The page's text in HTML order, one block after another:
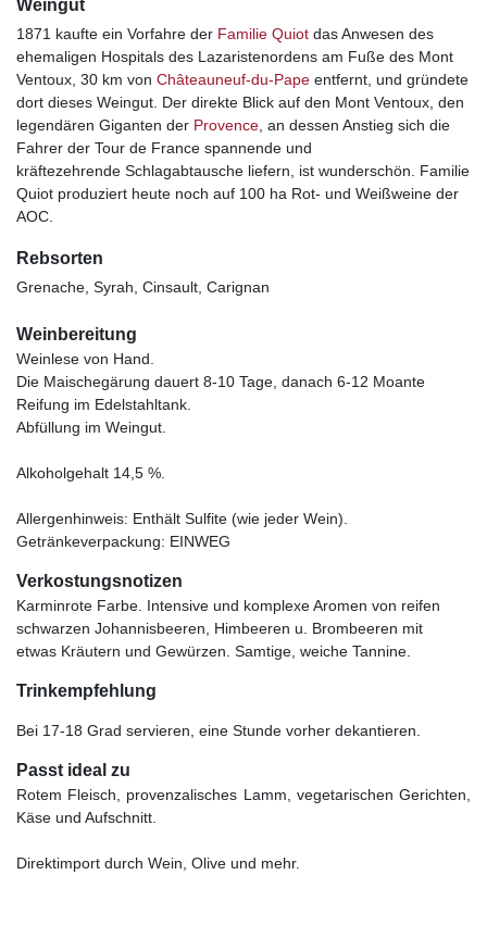
Weingut
1871 kaufte ein Vorfahre der Familie Quiot das Anwesen des
ehemaligen Hospitals des Lazaristenordens am Fuße des Mont
Ventoux, 30 km von Châteauneuf-du-Pape entfernt, und gründete
dort dieses Weingut. Der direkte Blick auf den Mont Ventoux, den
legendären Giganten der Provence, an dessen Anstieg sich die
Fahrer der Tour de France spannende und
kräftezehrende Schlagabtausche liefern, ist wunderschön. Familie
Quiot produziert heute noch auf 100 ha Rot- und Weißweine der
AOC.
Rebsorten
Grenache, Syrah, Cinsault, Carignan
Weinbereitung
Weinlese von Hand.
Die Maischegärung dauert 8-10 Tage, danach 6-12 Moante
Reifung im Edelstahltank.
Abfüllung im Weingut.
Alkoholgehalt 14,5 %.
Allergenhinweis: Enthält Sulfite (wie jeder Wein).
Getränkeverpackung: EINWEG
Verkostungsnotizen
Karminrote Farbe. Intensive und komplexe Aromen von reifen
schwarzen Johannisbeeren, Himbeeren u. Brombeeren mit
etwas Kräutern und Gewürzen. Samtige, weiche Tannine.
Trinkempfehlung
Bei 17-18 Grad servieren, eine Stunde vorher dekantieren.
Passt ideal zu
Rotem Fleisch, provenzalisches Lamm, vegetarischen Gerichten,
Käse und Aufschnitt.
Direktimport durch Wein, Olive und mehr.